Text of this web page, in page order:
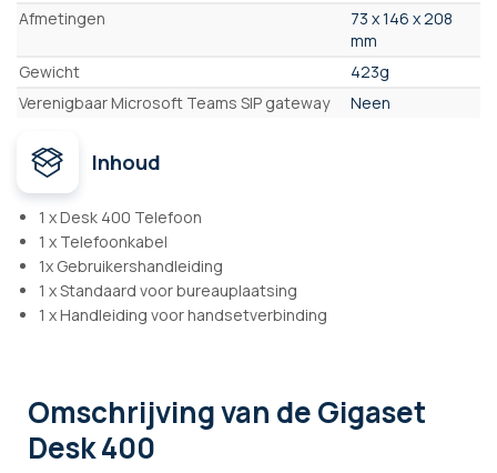
Afmetingen
73 x 146 x 208
mm
Gewicht
423g
Verenigbaar Microsoft Teams SIP gateway
Neen
Inhoud
1 x Desk 400 Telefoon
1 x Telefoonkabel
1x Gebruikershandleiding
1 x Standaard voor bureauplaatsing
1 x Handleiding voor handsetverbinding
Omschrijvingvan de Gigaset
Desk 400